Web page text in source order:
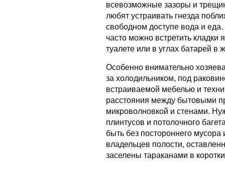
всевозможные зазоры и
любят устраивать гнезда
свободном доступе вода и
часто можно встретить кладки
туалете или в углах батарей в
Особенно внимательно
за холодильником, под
встраиваемой мебелью и
расстояния между бытовыми
микроволновкой и стенами.
плинтусов и потолочного
быть без постороннего
владельцев полости,
заселены тараканами в